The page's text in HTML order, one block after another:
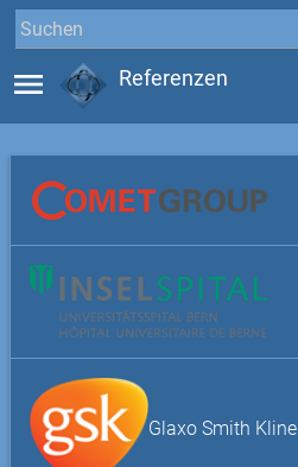
menu Referenzen
Glaxo Smith Kline